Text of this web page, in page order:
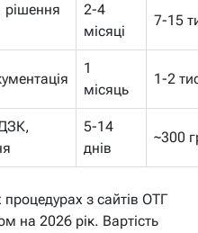
2-4
місяці
7-15
1
місяць
1-2
5-14
днів
~300
з сайтів ОТГ
на 2026 рік. Вартість